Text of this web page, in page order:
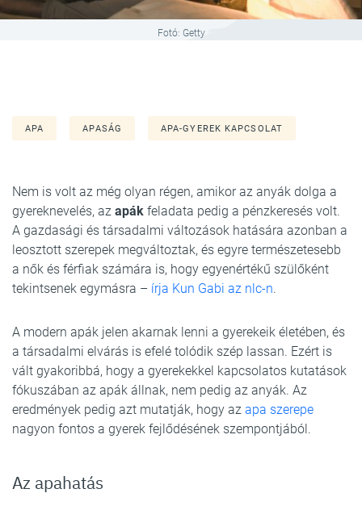
Fotó: Getty
APA APASÁG APA-GYEREK KAPCSOLAT
Nem is volt az még olyan régen, amikor az anyák dolga a
gyereknevelés, az apák feladata pedig a pénzkeresés volt.
A gazdasági és társadalmi változások hatására azonban a
leosztott szerepek megváltoztak, és egyre természetesebb
a nők és férfiak számára is, hogy egyenértékű szülőként
tekintsenek egymásra – írja Kun Gabi az nlc-n.
A modern apák jelen akarnak lenni a gyerekeik életében, és
a társadalmi elvárás is efelé tolódik szép lassan. Ezért is
vált gyakoribbá, hogy a gyerekekkel kapcsolatos kutatások
fókuszában az apák állnak, nem pedig az anyák. Az
eredmények pedig azt mutatják, hogy az apa szerepe
nagyon fontos a gyerek fejlődésének szempontjából.
Az apahatás